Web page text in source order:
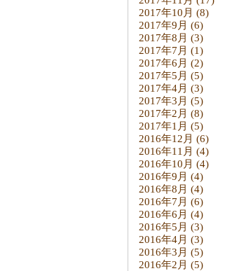
2017年10月 (8)
2017年9月 (6)
2017年8月 (3)
2017年7月 (1)
2017年6月 (2)
2017年5月 (5)
2017年4月 (3)
2017年3月 (5)
2017年2月 (8)
2017年1月 (5)
2016年12月 (6)
2016年11月 (4)
2016年10月 (4)
2016年9月 (4)
2016年8月 (4)
2016年7月 (6)
2016年6月 (4)
2016年5月 (3)
2016年4月 (3)
2016年3月 (5)
2016年2月 (5)